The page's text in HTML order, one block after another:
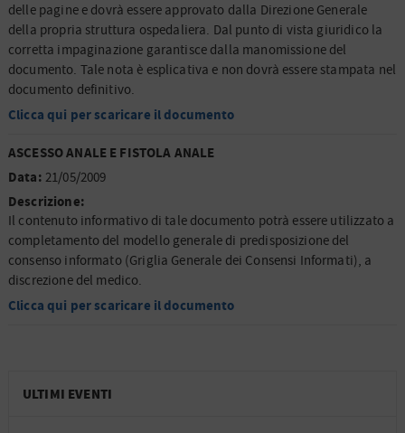
delle pagine e dovrà essere approvato dalla Direzione Generale
della propria struttura ospedaliera. Dal punto di vista giuridico la
corretta impaginazione garantisce dalla manomissione del
documento. Tale nota è esplicativa e non dovrà essere stampata nel
documento definitivo.
Clicca qui per scaricare il documento
ASCESSO ANALE E FISTOLA ANALE
Data: 21/05/2009
Descrizione:
Il contenuto informativo di tale documento potrà essere utilizzato a
completamento del modello generale di predisposizione del
consenso informato (Griglia Generale dei Consensi Informati), a
discrezione del medico.
Clicca qui per scaricare il documento
ULTIMI EVENTI